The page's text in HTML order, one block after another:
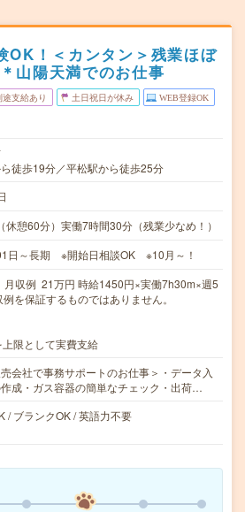
OK！＜カンタン＞残業ほぼ
山陽天満でのお仕事
途支給あり 土日祝日が休み WEB登録OK
徒歩19分／平松駅から徒歩25分
憩60分）実働7時間30分（残業少なめ！）
日～長期 ※開始日相談OK ※10月～！
収例 21万円 時給1450円×実働7h30m×週5
を保証するものではありません。
限として実費支給
会社で事務サポートのお仕事＞・データ入
成・ガス容器の簡単なチェック・出荷…
/ ブランクOK / 英語力不要